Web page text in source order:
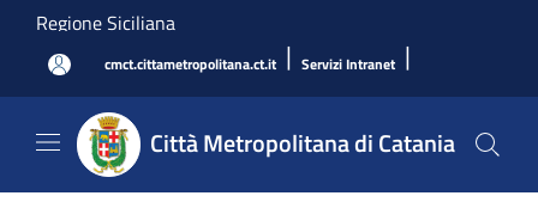
Salta al contenuto principale
Regione Siciliana
cmct.cittametropolitana.ct.it | Servizi Intranet |
Città Metropolitana di Catania